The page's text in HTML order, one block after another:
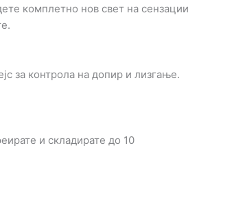
комплетно нов свет на сензации
за контрола на допир и лизгање.
и складирате до 10